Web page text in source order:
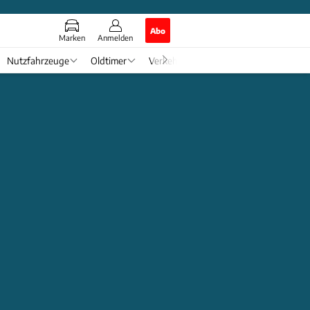
Marken Anmelden
Abo
Nutzfahrzeuge Oldtimer Verkehr